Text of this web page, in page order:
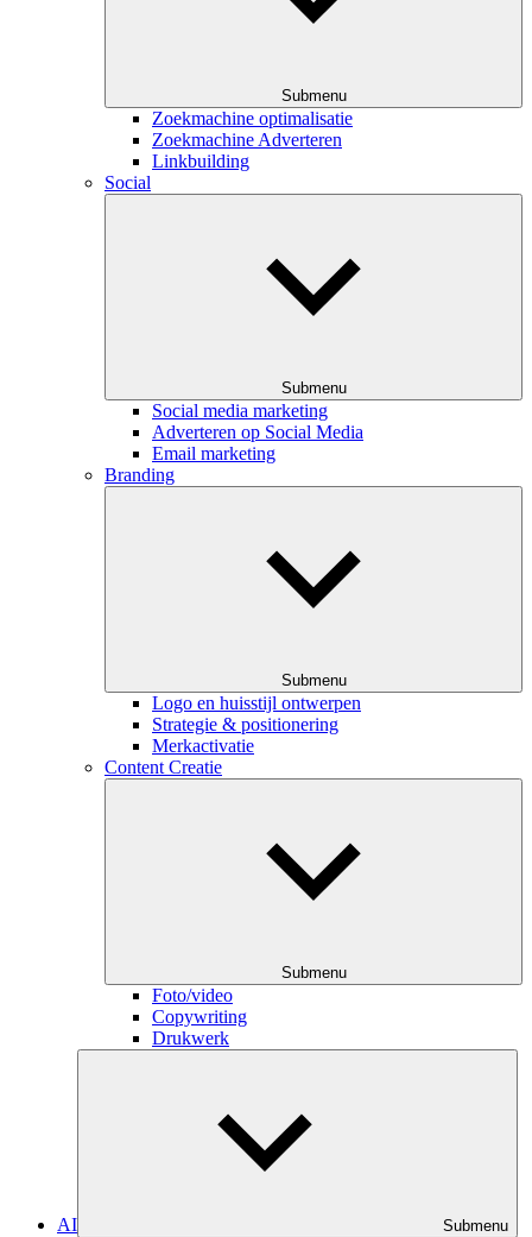
Submenu
Zoekmachine optimalisatie
Zoekmachine Adverteren
Linkbuilding
Social
Submenu
Social media marketing
Adverteren op Social Media
Email marketing
Branding
Submenu
Logo en huisstijl ontwerpen
Strategie & positionering
Merkactivatie
Content Creatie
Submenu
Foto/video
Copywriting
Drukwerk
AI Submenu